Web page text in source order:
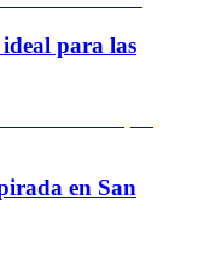
para las
en San